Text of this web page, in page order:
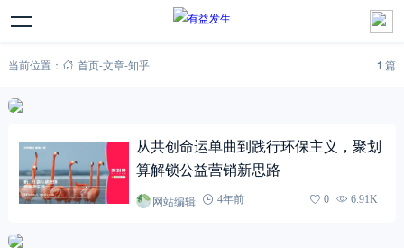
当前位置： 首页-文章-知乎 1 篇
从共创命运单曲到践行环保主义，聚划
算解锁公益营销新思路
网站编辑 4年前 0 6.91K